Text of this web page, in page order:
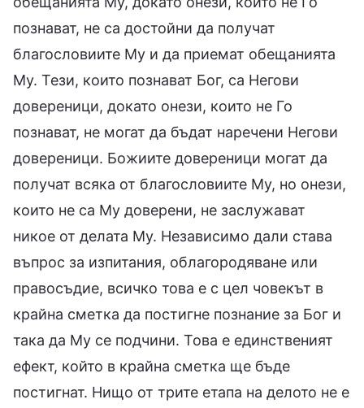
познават, не са достойни да получат
благословиите Му и да приемат обещанията
Му. Тези, които познават Бог, са Негови
довереници, докато онези, които не Го
познават, не могат да бъдат наречени Негови
довереници. Божиите довереници могат да
получат всяка от благословиите Му, но онези,
които не са Му доверени, не заслужават
никое от делата Му. Независимо дали става
въпрос за изпитания, облагородяване или
правосъдие, всичко това е с цел човекът в
крайна сметка да постигне познание за Бог и
така да Му се подчини. Това е единственият
ефект, който в крайна сметка ще бъде
постигнат. Нищо от трите етапа на делото не е